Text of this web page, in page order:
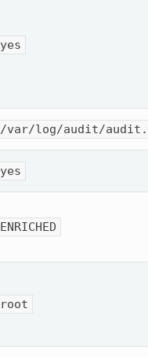
yes
/var/log/audit/
yes
ENRICHED
root